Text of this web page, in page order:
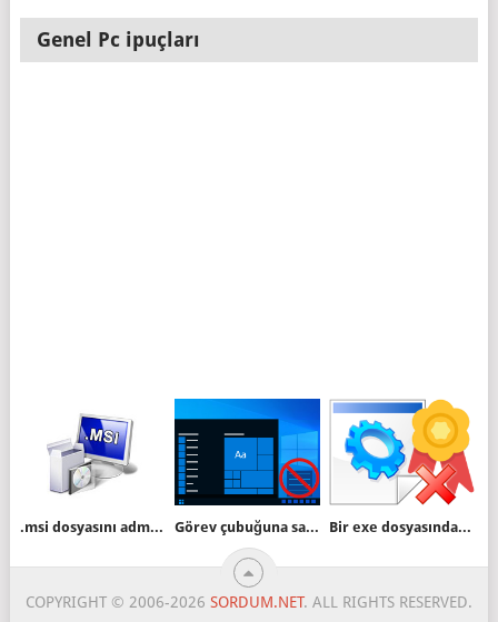
Genel Pc ipuçları
.msi dosyasını admin yetkilerinde çalıştıralım Görev çubuğuna sağ tıklamayı yasaklayın Bir exe dosyasındaki dijital imza nasıl kaldırılır
COPYRIGHT © 2006-2026 SORDUM.NET. ALL RIGHTS RESERVED.